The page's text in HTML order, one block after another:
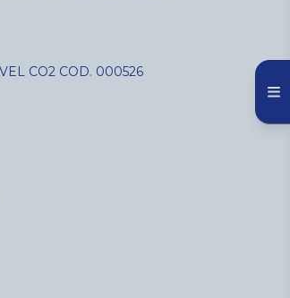
CO2 COD. 000526